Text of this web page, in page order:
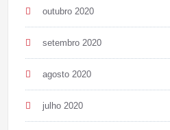
outubro 2020
setembro 2020
agosto 2020
julho 2020